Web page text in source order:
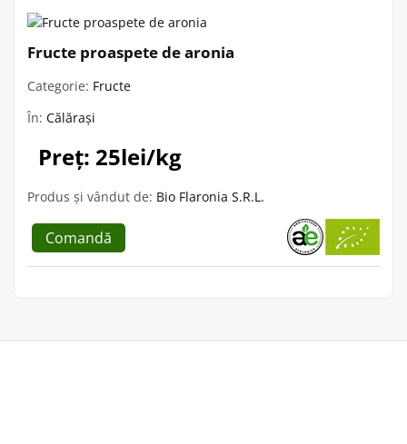
Fructe proaspete de aronia
Categorie: Fructe
În: Călărași
Preț: 25lei/kg
Produs și vândut de: Bio Flaronia S.R.L.
Comandă